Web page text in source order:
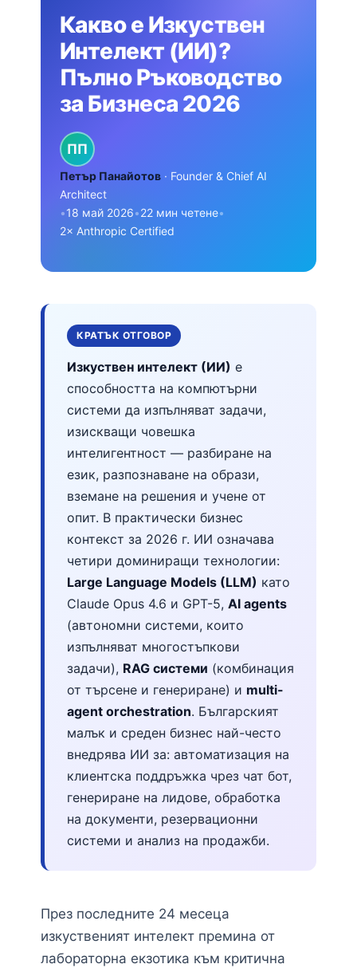
Какво е Изкуствен
Интелект (ИИ)?
Пълно Ръководство
за Бизнеса 2026
ПП
Петър Панайотов · Founder & Chief AI
Architect
•18 май 2026•22 мин четене•
2× Anthropic Certified
КРАТЪК ОТГОВОР
Изкуствен интелект (ИИ) е
способността на компютърни
системи да изпълняват задачи,
изискващи човешка
интелигентност — разбиране на
език, разпознаване на образи,
вземане на решения и учене от
опит. В практически бизнес
контекст за 2026 г. ИИ означава
четири доминиращи технологии:
Large Language Models (LLM) като
Claude Opus 4.6 и GPT-5, AI agents
(автономни системи, които
изпълняват многостъпкови
задачи), RAG системи (комбинация
от търсене и генериране) и multi-
agent orchestration. Българският
малък и среден бизнес най-често
внедрява ИИ за: автоматизация на
клиентска поддръжка чрез чат бот,
генериране на лидове, обработка
на документи, резервационни
системи и анализ на продажби.
През последните 24 месеца
изкуственият интелект премина от
лабораторна екзотика към критична